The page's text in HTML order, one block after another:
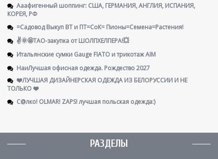
Ааафигенный шоппинг: США, ГЕРМАНИЯ, АНГЛИЯ, ИСПАНИЯ,
КОРЕЯ, РФ
=Садовод Выкуп ВТ и ПТ=СоК= Пионы=Семена=Растения!
✌️🌞🤩ТАО-закупка от ШОЛПХЕЛПЕРА!💥
Итальянские сумки Gauge FIATO и трикотаж AIM
НаиЛучшая офисная одежда. Рождество 2027
❤️ЛУЧШАЯ ДИЗАЙНЕРСКАЯ ОДЕЖДА ИЗ БЕЛОРУССИИ И НЕ
ТОЛЬКО ❤️
С@лко! OLMAR! ZAPS! лучшая польская одежда:)
РАЗДЕЛЫ